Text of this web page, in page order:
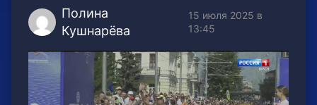
Полина
Кушнарёва
15 июля 2025 в
13:45